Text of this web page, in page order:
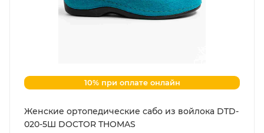
10% при оплате онлайн
Женские ортопедические сабо из войлока DTD-
020-5Ш DOCTOR THOMAS